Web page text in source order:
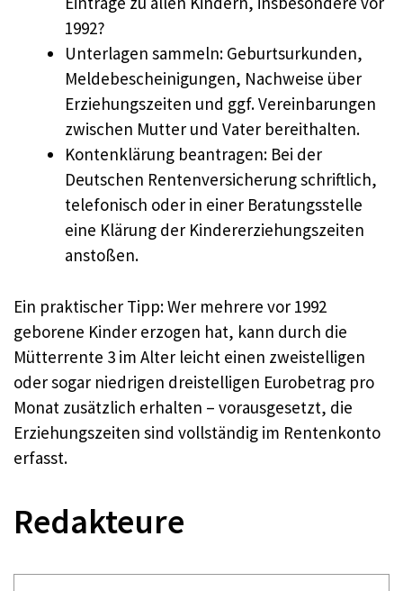
1992?
Unterlagen sammeln: Geburtsurkunden,
Meldebescheinigungen, Nachweise über
Erziehungszeiten und ggf. Vereinbarungen
zwischen Mutter und Vater bereithalten.
Kontenklärung beantragen: Bei der
Deutschen Rentenversicherung schriftlich,
telefonisch oder in einer Beratungsstelle
eine Klärung der Kindererziehungszeiten
anstoßen.
Ein praktischer Tipp: Wer mehrere vor 1992
geborene Kinder erzogen hat, kann durch die
Mütterrente 3 im Alter leicht einen zweistelligen
oder sogar niedrigen dreistelligen Eurobetrag pro
Monat zusätzlich erhalten – vorausgesetzt, die
Erziehungszeiten sind vollständig im Rentenkonto
erfasst.
Redakteure